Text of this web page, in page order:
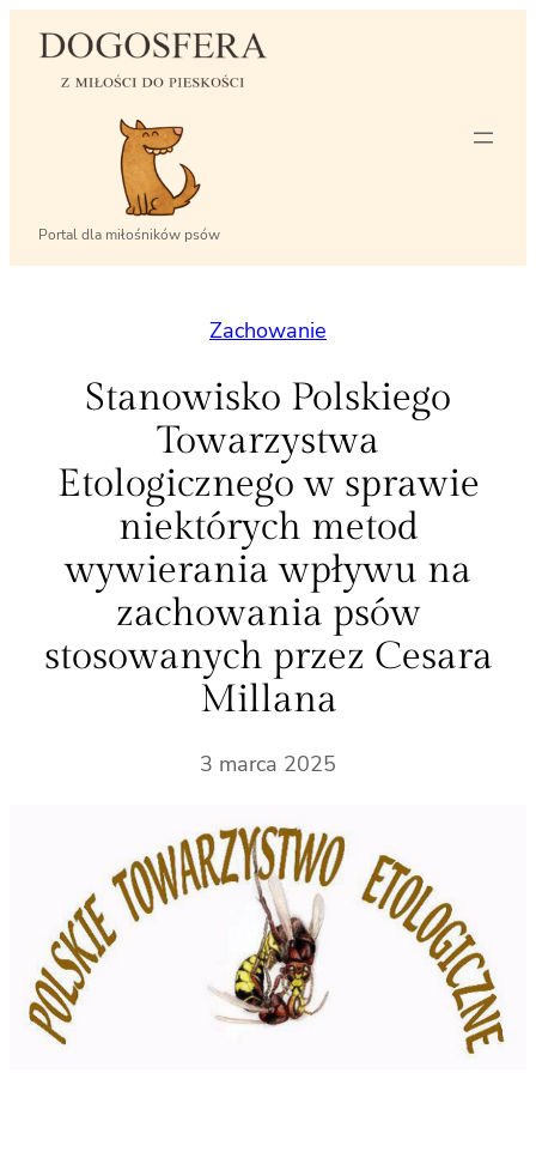
Przejdź
Portal dla miłośników psów
Zachowanie
Stanowisko Polskiego
Towarzystwa
Etologicznego w sprawie
niektórych metod
wywierania wpływu na
zachowania psów
stosowanych przez Cesara
Millana
3 marca 2025